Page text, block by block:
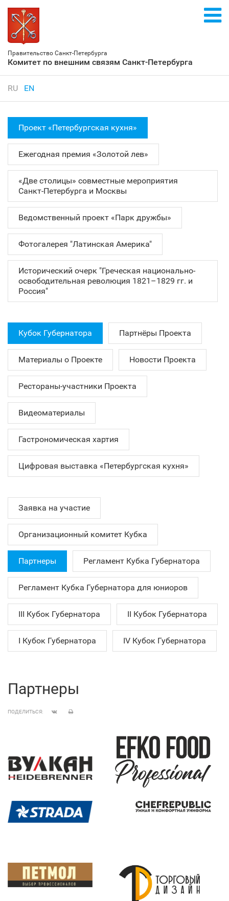
Правительство Санкт‑Петербурга
Комитет по внешним связям Санкт‑Петербурга
RU EN
Проект «Петербургская кухня»
Ежегодная премия «Золотой лев»
«Две столицы» совместные мероприятия
Санкт‑Петербурга и Москвы
Ведомственный проект «Парк дружбы»
Фотогалерея "Латинская Америка"
Исторический очерк "Греческая национально-
освободительная революция 1821–1829 гг. и
Россия"
Кубок Губернатора Партнёры Проекта
Материалы о Проекте Новости Проекта
Рестораны-участники Проекта
Видеоматериалы
Гастрономическая хартия
Цифровая выставка «Петербургская кухня»
Заявка на участие
Организационный комитет Кубка
Партнеры Регламент Кубка Губернатора
Регламент Кубка Губернатора для юниоров
III Кубок Губернатора II Кубок Губернатора
I Кубок Губернатора IV Кубок Губернатора
Партнеры
ПОДЕЛИТЬСЯ: